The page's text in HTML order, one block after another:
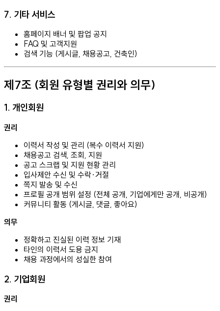
7. 기타 서비스
홈페이지 배너 및 팝업 공지
FAQ 및 고객지원
검색 기능 (게시글, 채용공고, 건축인)
제7조 (회원 유형별 권리와 의무)
1. 개인회원
권리
이력서 작성 및 관리 (복수 이력서 지원)
채용공고 검색, 조회, 지원
공고 스크랩 및 지원 현황 관리
입사제안 수신 및 수락·거절
쪽지 발송 및 수신
프로필 공개 범위 설정 (전체 공개, 기업에게만 공개, 비공개)
커뮤니티 활동 (게시글, 댓글, 좋아요)
의무
정확하고 진실된 이력 정보 기재
타인의 이력서 도용 금지
채용 과정에서의 성실한 참여
2. 기업회원
권리